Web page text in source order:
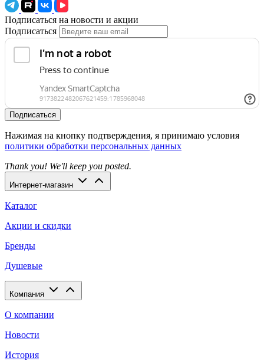
Подписаться на новости и акции
Подписаться
Подписаться
Нажимая на кнопку подтверждения, я принимаю условия
политики обработки персональных данных
Thank you! We'll keep you posted.
Интернет-магазин
Каталог
Акции и скидки
Бренды
Душевые
Компания
О компании
Новости
История